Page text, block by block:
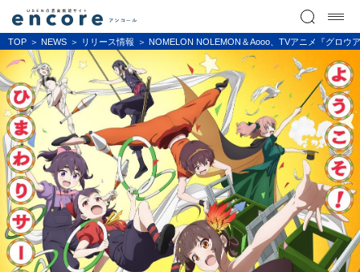
TOP NEWS リリース情報 NOMELON NOLEMON＆Aooo、TVアニメ『グロウ